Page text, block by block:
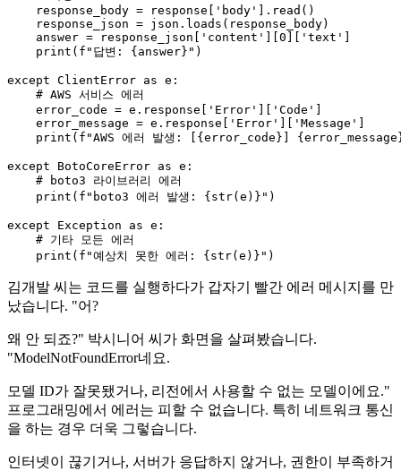
    response_body = response[
'body'
].read()
    response_json = json.loads(response_body)
    answer = response_json[
'content' 0 'text'
print ( f"답변: {answer} " )
except ClientError as e:
# AWS 서비스 에러
    error_code = e.response[
'Error' 'Code'
    error_message = e.response[
'Error' 'Message'
print ( f"AWS 에러 발생: [ {error_code}
except BotoCoreError as e:
# boto3 라이브러리 에러
print ( f"boto3 에러 발생: { str(e)} " )
except Exception as e:
# 기타 모든 에러
print ( f"예상치 못한 에러: { str(e)} "
김개발 씨는 코드를 실행하다가 갑자기 빨간 에러 메시지를 만
났습니다. "어?
왜 안 되죠?" 박시니어 씨가 화면을 살펴봤습니다.
"ModelNotFoundError네요.
모델 ID가 잘못됐거나, 리전에서 사용할 수 없는 모델이에요."
프로그래밍에서 에러는 피할 수 없습니다. 특히 네트워크 통신
을 하는 경우 더욱 그렇습니다.
인터넷이 끊기거나, 서버가 응답하지 않거나, 권한이 부족하거